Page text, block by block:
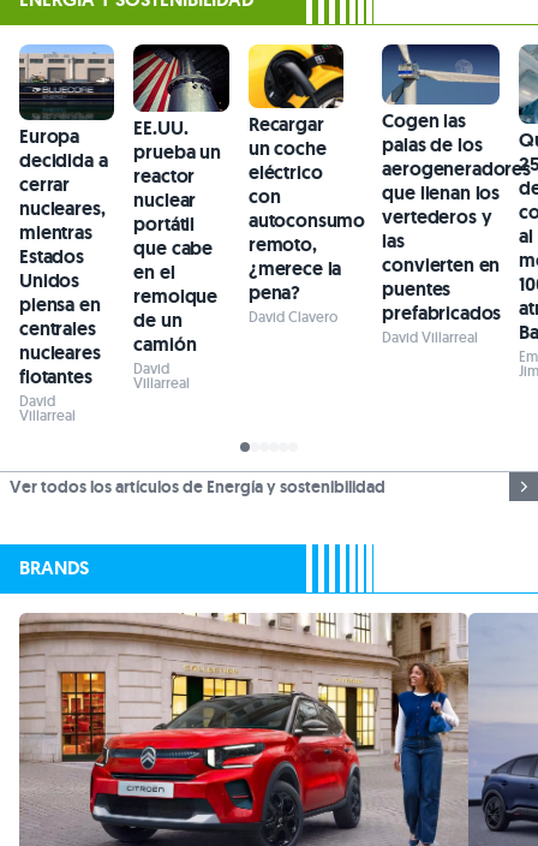
Europa
decidida a
cerrar
nucleares,
mientras
Estados
Unidos
piensa en
centrales
nucleares
flotantes
David
Villarreal
EE.UU.
prueba un
reactor
nuclear
portátil
que cabe
en el
remolque
de un
camión
David
Villarreal
Recargar
un coche
eléctrico
con
autoconsumo
remoto,
¿merece la
pena?
David Clavero
Cogen las
palas de los
aerogeneradores
que llenan los
vertederos y
las
convierten en
puentes
prefabricados
David Villarreal
al
Ver todos los artículos de Energía y sostenibilidad
BRANDS